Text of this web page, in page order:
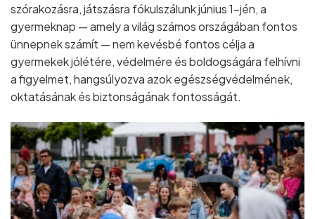
szórakozásra, játszásra fókulszálunk június 1–jén, a
gyermeknap — amely a világ számos országában fontos
ünnepnek számít — nem kevésbé fontos célja a
gyermekek jólétére, védelmére és boldogságára felhívni
a figyelmet, hangsúlyozva azok egészségvédelmének,
oktatásának és biztonságának fontosságát.